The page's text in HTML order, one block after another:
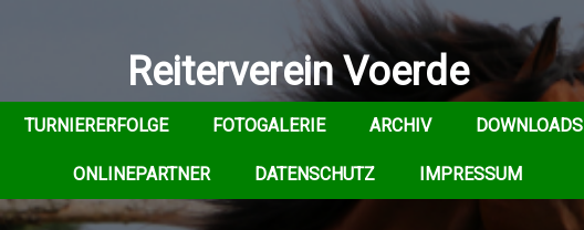
Reiterverein Voerde
TURNIERERFOLGE FOTOGALERIE ARCHIV DOWNLOADS
ONLINEPARTNER DATENSCHUTZ IMPRESSUM